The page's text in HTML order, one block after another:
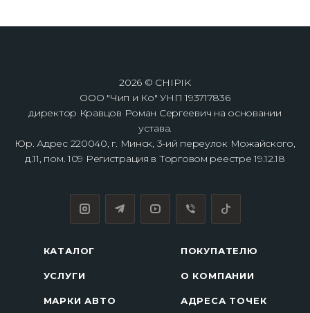
2026 © CHIPIK
ООО "Чип и Ко" УНП 193717836
директор Кравцов Роман Сергеевич на основании
устава.
Юр. Адрес 220040, г. Минск, 3-ий переулок Можайского,
д.11, пом. 109 Регистрация в Торговом реестре 19.12.18
КАТАЛОГ
УСЛУГИ
МАРКИ АВТО
ПОКУПАТЕЛЮ
О КОМПАНИИ
АДРЕСА ТОЧЕК